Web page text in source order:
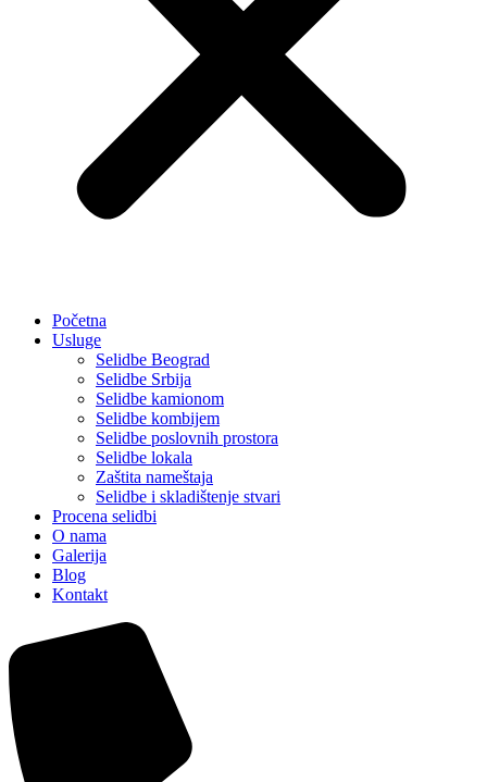
Početna
Usluge
Selidbe Beograd
Selidbe Srbija
Selidbe kamionom
Selidbe kombijem
Selidbe poslovnih prostora
Selidbe lokala
Zaštita nameštaja
Selidbe i skladištenje stvari
Procena selidbi
O nama
Galerija
Blog
Kontakt